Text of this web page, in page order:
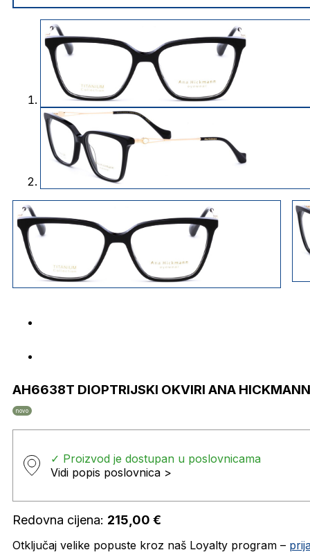
AH6638T DIOPTRIJSKI OKVIRI ANA HICKMANN
novo
✓ Proizvod je dostupan u poslovnicama
Vidi popis poslovnica >
Redovna cijena: 215,00 €
Otključaj velike popuste kroz naš Loyalty program –